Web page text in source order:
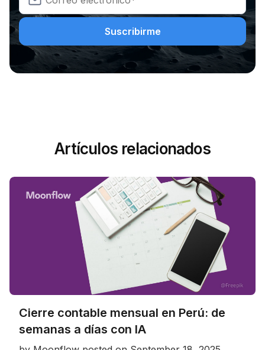
Artículos relacionados
Cierre contable mensual en Perú: de
semanas a días con IA